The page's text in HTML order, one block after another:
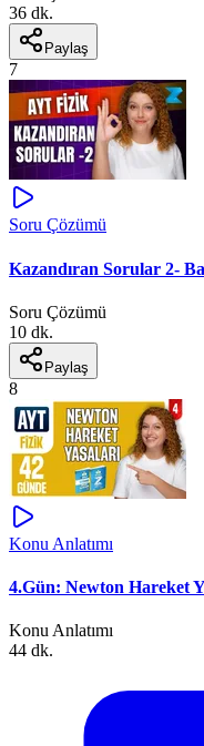
36 dk.
Paylaş
7
Soru Çözümü
Kazandıran Sorular 2-
Soru Çözümü
10 dk.
Paylaş
8
Konu Anlatımı
4.Gün: Newton Hareket
Konu Anlatımı
44 dk.